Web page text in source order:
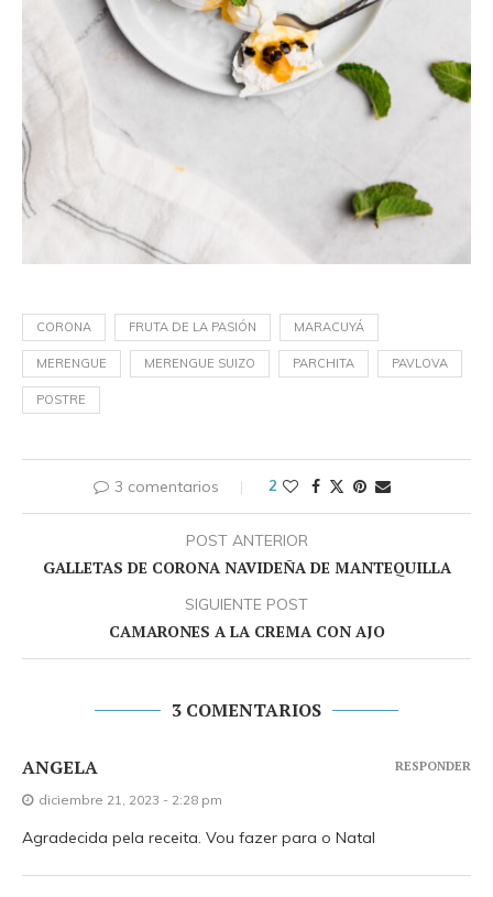
CORONA FRUTA DE LA PASIÓN MARACUYÁ
MERENGUE MERENGUE SUIZO PARCHITA PAVLOVA
POSTRE
3 comentarios 2
POST ANTERIOR
GALLETAS DE CORONA NAVIDEÑA DE MANTEQUILLA
SIGUIENTE POST
CAMARONES A LA CREMA CON AJO
3 COMENTARIOS
ANGELA
diciembre 21, 2023 - 2:28 pm
Agradecida pela receita. Vou fazer para o Natal
RESPONDER